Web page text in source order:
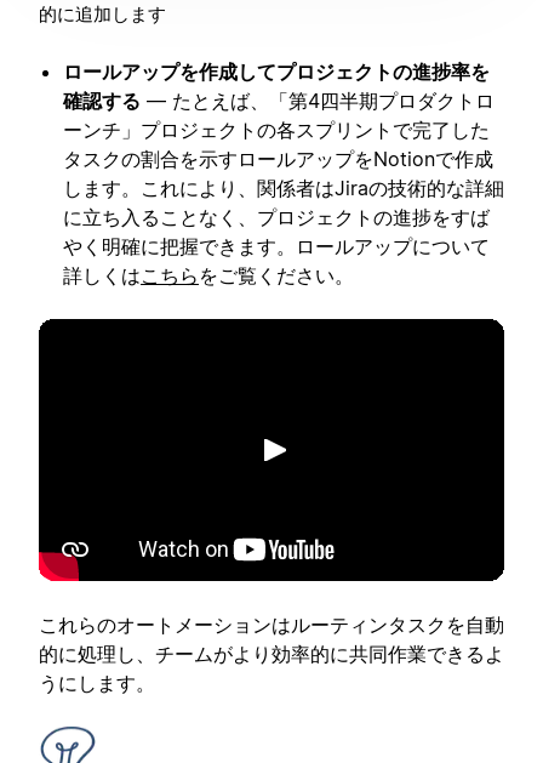
的に追加します
ロールアップを作成してプロジェクトの進捗率を
確認する — たとえば、「第4四半期プロダクトロ
ーンチ」プロジェクトの各スプリントで完了した
タスクの割合を示すロールアップをNotionで作成
します。これにより、関係者はJiraの技術的な詳細
に立ち入ることなく、プロジェクトの進捗をすば
やく明確に把握できます。ロールアップについて
詳しくはこちら をご覧ください。
再生
これらのオートメーションはルーティンタスクを自動
的に処理し、チームがより効率的に共同作業できるよ
うにします。